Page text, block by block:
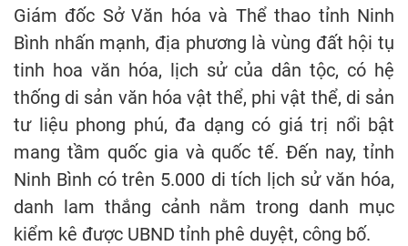
Giám đốc Sở Văn hóa và Thể thao tỉnh Ninh
Bình nhấn mạnh, địa phương là vùng đất hội tụ
tinh hoa văn hóa, lịch sử của dân tộc, có hệ
thống di sản văn hóa vật thể, phi vật thể, di sản
tư liệu phong phú, đa dạng có giá trị nổi bật
mang tầm quốc gia và quốc tế. Đến nay, tỉnh
Ninh Bình có trên 5.000 di tích lịch sử văn hóa,
danh lam thắng cảnh nằm trong danh mục
kiểm kê được UBND tỉnh phê duyệt, công bố.